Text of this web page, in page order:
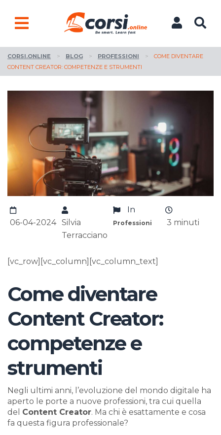
CORSI.ONLINE > BLOG > PROFESSIONI >
COME DIVENTARE
CONTENT CREATOR: COMPETENZE E STRUMENTI
06-04-2024 Silvia
Terracciano
In
Professioni 3 minuti
[vc_row][vc_column][vc_column_text]
Come diventare
Content Creator:
competenze e
strumenti
Negli ultimi anni, l’evoluzione del mondo digitale ha
aperto le porte a nuove professioni, tra cui quella
del Content Creator. Ma chi è esattamente e cosa
fa questa figura professionale?